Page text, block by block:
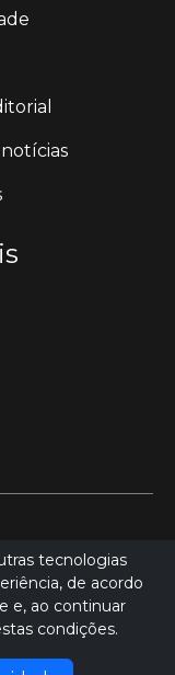
tecnologias
de acordo
e, ao continuar
condições.